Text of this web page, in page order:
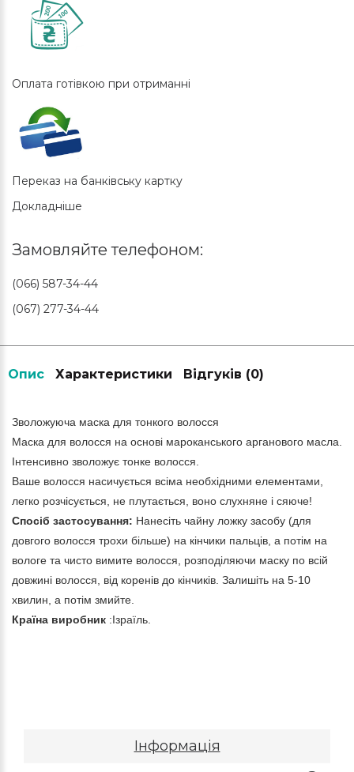
Оплата готівкою при отриманні
Переказ на банківську картку
Докладніше
Замовляйте телефоном:
(066) 587-34-44
(067) 277-34-44
Опис Характеристики Відгуків (0)
Зволожуюча маска для тонкого волосся
Маска для волосся на основі мароканського арганового масла.
Інтенсивно зволожує тонке волосся.
Ваше волосся насичується всіма необхідними елементами,
легко розчісується, не плутається, воно слухняне і сяюче!
Спосіб застосування: Нанесіть чайну ложку засобу (для
довгого волосся трохи більше) на кінчики пальців, а потім на
вологе та чисто вимите волосся, розподіляючи маску по всій
довжині волосся, від коренів до кінчиків. Залишіть на 5-10
хвилин, а потім змийте.
Країна виробник :Ізраїль.
Інформація